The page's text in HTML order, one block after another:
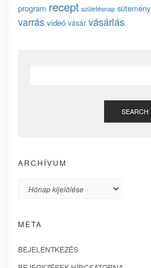
program recept születésnap sütemény
varrás videó vásár vásárlás
SEARCH
ARCHÍVUM
Archívum
META
BEJELENTKEZÉS